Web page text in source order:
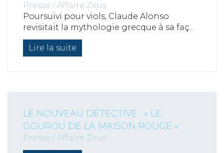
Presse / Affaire Zeus
Poursuivi pour viols, Claude Alonso
revisitait la mythologie grecque à sa faç...
Lire la suite
LE NOUVEAU DÉTECTIVE : « LE
GOUROU DE LA MAISON ROUGE »
Presse / Affaire Zeus